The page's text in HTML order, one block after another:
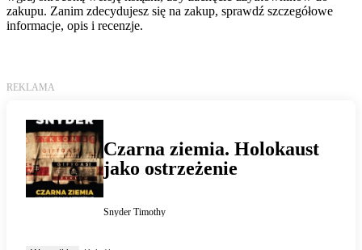
zakupu. Zanim zdecydujesz się na zakup, sprawdź szczegółowe
informacje, opis i recenzje.